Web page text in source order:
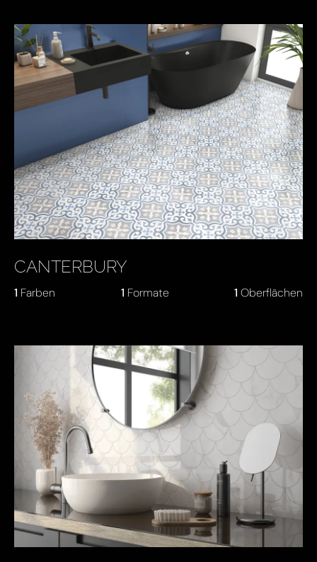
CANTERBURY
1 Farben 1 Formate 1 Oberflächen